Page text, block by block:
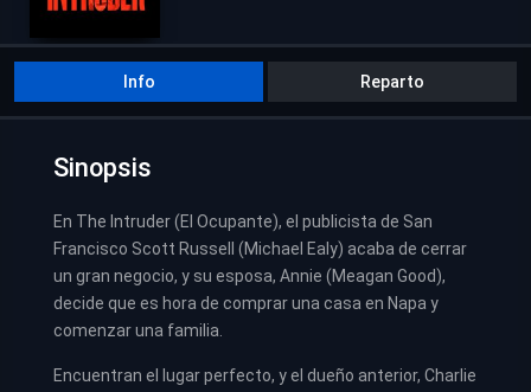
Info Reparto
Sinopsis
En The Intruder (El Ocupante), el publicista de San
Francisco Scott Russell (Michael Ealy) acaba de cerrar
un gran negocio, y su esposa, Annie (Meagan Good),
decide que es hora de comprar una casa en Napa y
comenzar una familia.
Encuentran el lugar perfecto, y el dueño anterior, Charlie